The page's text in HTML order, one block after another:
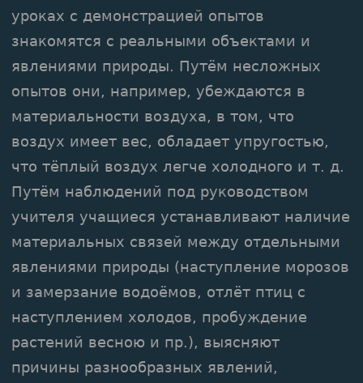
уроках с демонстрацией опытов
знакомятся с реальными объектами и
явлениями природы. Путём несложных
опытов они, например, убеждаются в
материальности воздуха, в том, что
воздух имеет вес, обладает упругостью,
что тёплый воздух легче холодного и т. д.
Путём наблюдений под руководством
учителя учащиеся устанавливают наличие
материальных связей между отдельными
явлениями природы (наступление морозов
и замерзание водоёмов, отлёт птиц с
наступлением холодов, пробуждение
растений весною и пр.), выясняют
причины разнообразных явлений,